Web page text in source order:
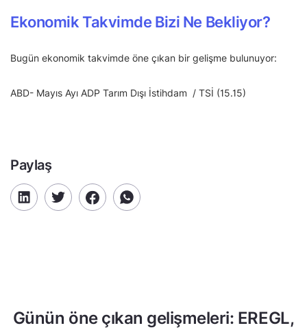
Ekonomik Takvimde Bizi Ne Bekliyor?
Bugün ekonomik takvimde öne çıkan bir gelişme bulunuyor:
ABD- Mayıs Ayı ADP Tarım Dışı İstihdam / TSİ (15.15)
Paylaş
Günün öne çıkan gelişmeleri: EREGL,